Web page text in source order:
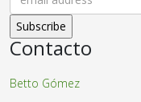
Contacto
Betto Gómez